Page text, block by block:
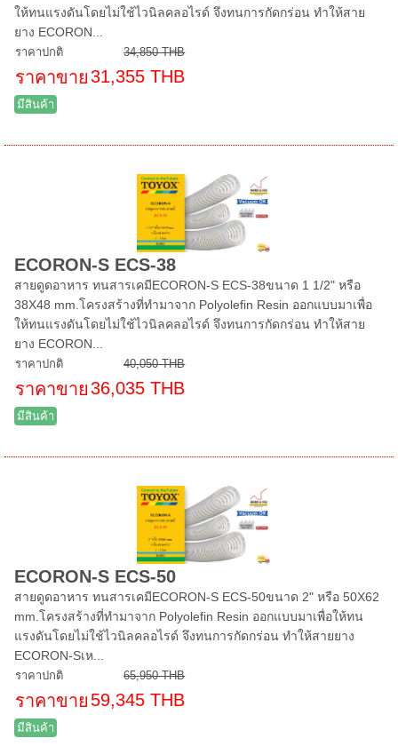
ให้ทนแรงดันโดยไม่ใช้ไวนิลคลอไรด์ จึงทนการกัดกร่อน ทำให้สาย
ยาง ECORON...
ราคาปกติ 34,850 THB
ราคาขาย31,355 THB
มีสินค้า
ECORON-S ECS-38
สายดูดอาหาร ทนสารเคมีECORON-S ECS-38ขนาด 1 1/2" หรือ
38X48 mm.โครงสร้างที่ทำมาจาก Polyolefin Resin ออกแบบมาเพื่อ
ให้ทนแรงดันโดยไม่ใช้ไวนิลคลอไรด์ จึงทนการกัดกร่อน ทำให้สาย
ยาง ECORON...
ราคาปกติ 40,050 THB
ราคาขาย36,035 THB
มีสินค้า
ECORON-S ECS-50
สายดูดอาหาร ทนสารเคมีECORON-S ECS-50ขนาด 2" หรือ 50X62
mm.โครงสร้างที่ทำมาจาก Polyolefin Resin ออกแบบมาเพื่อให้ทน
แรงดันโดยไม่ใช้ไวนิลคลอไรด์ จึงทนการกัดกร่อน ทำให้สายยาง
ECORON-Sเห...
ราคาปกติ 65,950 THB
ราคาขาย 59,345 THB
มีสินค้า